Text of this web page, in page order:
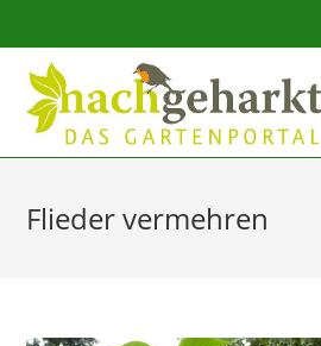
Sidebar-
Inhalt
Flieder vermehren